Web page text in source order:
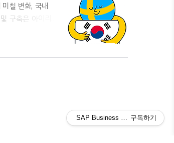
칠 변화, 국내
구축은 아이리스
문의 -
요. SAP B1 공
한 뉴스를 접하게
SAP Business One ERP 도입 사
구독하기